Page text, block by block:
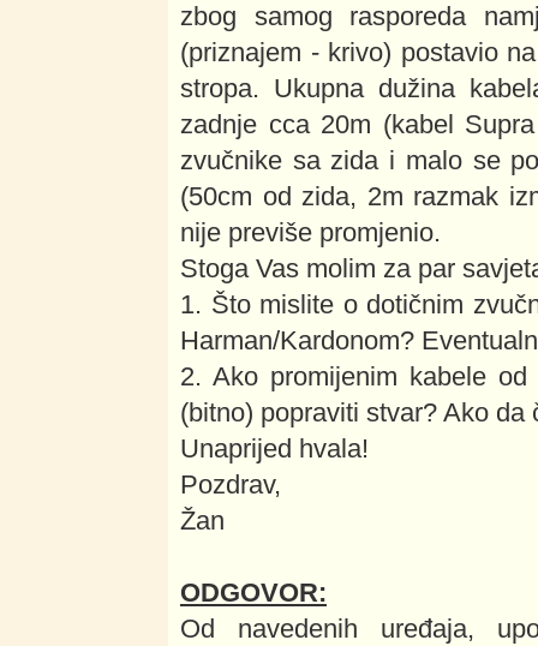
zbog samog rasporeda
(priznajem - krivo) postavio
stropa. Ukupna dužina
zadnje cca 20m (kabel
zvučnike sa zida i malo se
(50cm od zida, 2m razmak
nije previše promjenio.
Stoga Vas molim za par
1. Što mislite o dotičnim
Harman/Kardonom?
2. Ako promijenim kabele
(bitno) popraviti stvar? Ako da
Unaprijed hvala!
Pozdrav,
Žan
ODGOVOR:
Od navedenih uređaja,